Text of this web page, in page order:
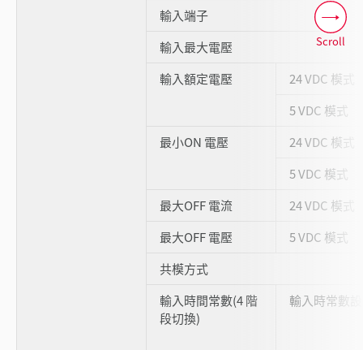
輸入端子
輸入最大電壓
輸入額定電壓
24 VDC 模式
5 VDC 模式
最小ON 電壓
24 VDC 模式
5 VDC 模式
最大OFF 電流
24 VDC 模式
最大OFF 電壓
5 VDC 模式
共模方式
輸入時間常數(4 階
段切換)
輸入時常數
Scroll